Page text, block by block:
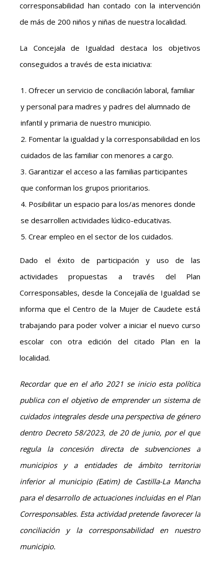
corresponsabilidad han contado con la intervención
de más de 200 niños y niñas de nuestra localidad.
La Concejala de Igualdad destaca los objetivos
conseguidos a través de esta iniciativa:
Ofrecer un servicio de conciliación laboral, familiar
y personal para madres y padres del alumnado de
infantil y primaria de nuestro municipio.
Fomentar la igualdad y la corresponsabilidad en los
cuidados de las familiar con menores a cargo.
Garantizar el acceso a las familias participantes
que conforman los grupos prioritarios.
Posibilitar un espacio para los/as menores donde
se desarrollen actividades lúdico-educativas.
Crear empleo en el sector de los cuidados.
Dado el éxito de participación y uso de las
actividades propuestas a través del Plan
Corresponsables, desde la Concejalía de Igualdad se
informa que el Centro de la Mujer de Caudete está
trabajando para poder volver a iniciar el nuevo curso
escolar con otra edición del citado Plan en la
localidad.
Recordar que en el año 2021 se inicio esta política
publica con el objetivo de emprender un sistema de
cuidados integrales desde una perspectiva de género
dentro Decreto 58/2023, de 20 de junio, por el que
regula la concesión directa de subvenciones a
municipios y a entidades de ámbito territorial
inferior al municipio (Eatim) de Castilla-La Mancha
para el desarrollo de actuaciones incluidas en el Plan
Corresponsables. Esta actividad pretende favorecer la
conciliación y la corresponsabilidad en nuestro
municipio.